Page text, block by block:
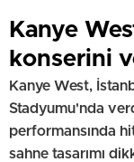
Kanye
konserini
Kanye West,
Stadyumu'nda
performansında
sahne tasarımı